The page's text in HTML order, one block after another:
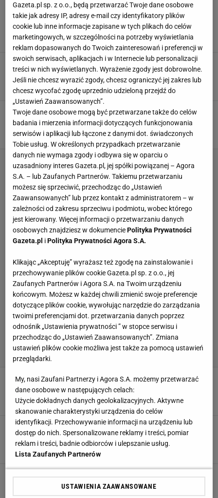
Polak "ocieka złotem", a Grbić
trzyma go na ławce. Kibicom trudno to
zrozumieć
SUBSKRYPCJA
Polska światową potęgą. Grbić zaryzykował.
"Naraził się na krytykę"
Szymon Mańkowski, 3 SIERPNIA 2026, 08:37
Fornal próbował "negocjować" po
finale LN. Grbić sprowadził go na ziemię
SUBSKRYPCJA
Wielkie milczenie w USA po zwycięstwie
Polaków w Lidze Narodów
Mateusz Gaweł,2 SIERPNIA 2026, 19:30
Tusk skomentował triumf Polaków w Lidze
Narodów
Mateusz Gaweł, 2 SIERPNIA 2026, 18:04
Tyle zarobili polscy siatkarze za wygranie Ligi
Narodów
Gazeta.pl sp. z o.o., będą przetwarzać Twoje dane osobowe
takie jak adresy IP, adresy e-mail czy identyfikatory plików
cookie lub inne informacje zapisane w tych plikach do celów
marketingowych, w szczególności na potrzeby wyświetlania
reklam dopasowanych do Twoich zainteresowań i preferencji w
swoich serwisach, aplikacjach i w Internecie lub personalizacji
treści w nich wyświetlanych. Wyrażenie zgody jest dobrowolne.
Jeśli nie chcesz wyrazić zgody, chcesz ograniczyć jej zakres lub
chcesz wycofać zgodę uprzednio udzieloną przejdź do
„Ustawień Zaawansowanych”.
Twoje dane osobowe mogą być przetwarzane także do celów
badania i mierzenia informacji dotyczących funkcjonowania
serwisów i aplikacji lub łączone z danymi dot. świadczonych
Tobie usług. W określonych przypadkach przetwarzanie
danych nie wymaga zgody i odbywa się w oparciu o
uzasadniony interes Gazeta.pl, jej spółki powiązanej – Agora
S.A. – lub Zaufanych Partnerów. Takiemu przetwarzaniu
możesz się sprzeciwić, przechodząc do „Ustawień
Zaawansowanych” lub przez kontakt z administratorem – w
zależności od zakresu sprzeciwu i podmiotu, wobec którego
jest kierowany. Więcej informacji o przetwarzaniu danych
osobowych znajdziesz w dokumenciePolityka Prywatności
Gazeta.pl iPolityka Prywatności Agora S.A.
Klikając „Akceptuję” wyrażasz też zgodę na zainstalowanie i
przechowywanie plików cookie Gazeta.pl sp. z o.o., jej
Zaufanych Partnerów i Agora S.A. na Twoim urządzeniu
końcowym. Możesz w każdej chwili zmienić swoje preferencje
dotyczące plików cookie, wywołując narzędzie do zarządzania
twoimi preferencjami dot. przetwarzania danych poprzez
odnośnik „Ustawienia prywatności ” w stopce serwisu i
przechodząc do „Ustawień Zaawansowanych”. Zmiana
ustawień plików cookie możliwa jest także za pomocą ustawień
przeglądarki.
My, nasi Zaufani Partnerzy i Agora S.A. możemy przetwarzać
dane osobowe w następujących celach:
Użycie dokładnych danych geolokalizacyjnych. Aktywne
skanowanie charakterystyki urządzenia do celów
identyfikacji. Przechowywanie informacji na urządzeniu lub
dostęp do nich. Spersonalizowane reklamy i treści, pomiar
reklam i treści, badnie odbiorców i ulepszanie usług.
Lista Zaufanych Partnerów
USTAWIENIA ZAAWANSOWANE